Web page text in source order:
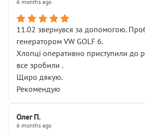
6 months ago
11.02 звернувся за допомогою.
генератором VW GOLF 6.
Хлопці оперативно приступили до
все зробили .
Щиро дякую.
Рекомендую
Олег П.
6 months ago